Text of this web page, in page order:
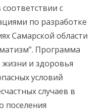
с
по разработке
Самарской области
Программа
и здоровья
условий
случаев в
поселения